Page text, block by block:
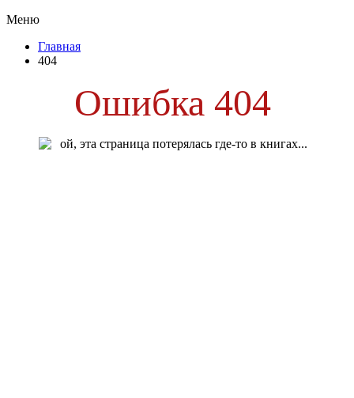
Меню
Главная
404
Ошибка 404